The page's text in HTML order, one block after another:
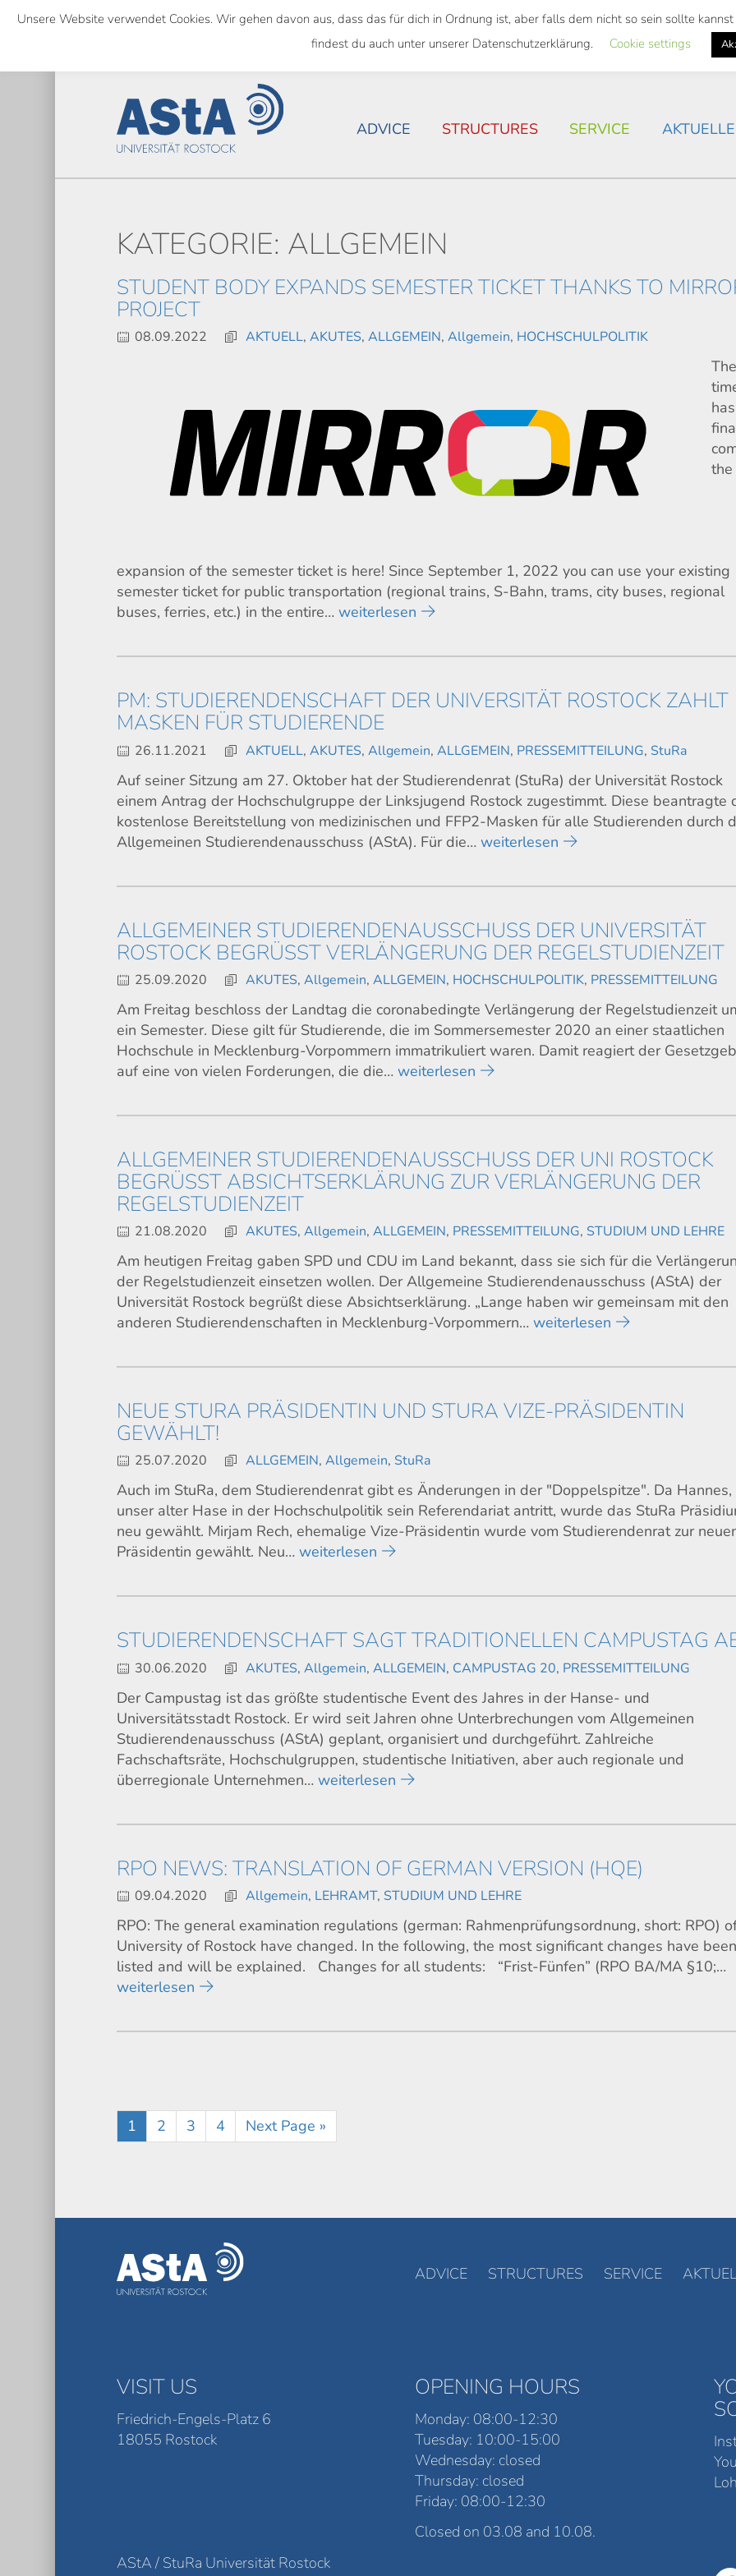
Skip
content
NATIONWIDE SEMESTER TICKET HOUSING SITUATION IN
ADVICE STRUCTURES SERVICE
KATEGORIE: ALLGEMEIN
STUDENT BODY EXPANDS SEMESTER TICKET THANKS TO
PROJECT
08.09.2022 AKTUELL,AKUTES,ALLGEMEIN,Allgemein, HOCHSCHULPOLITIK
The
has
the
expansion of the semester ticket is here! Since September 1, 2022 you can use your existing
semester ticket for public transportation (regional trains, S-Bahn, trams, city buses, regional
buses, ferries, etc.) in the entire…weiterlesen
PM: STUDIERENDENSCHAFT DER UNIVERSITÄT ROSTOCK ZAHLT
MASKEN FÜR STUDIERENDE
26.11.2021 AKTUELL,AKUTES,Allgemein,ALLGEMEIN, PRESSEMITTEILUNG, StuRa
Auf seiner Sitzung am 27. Oktober hat der Studierendenrat (StuRa) der Universität Rostock
einem Antrag der Hochschulgruppe der Linksjugend Rostock zugestimmt. Diese beantragte
kostenlose Bereitstellung von medizinischen und FFP2-Masken für alle Studierenden durch
Allgemeinen Studierendenausschuss (AStA). Für die…weiterlesen
ALLGEMEINER STUDIERENDENAUSSCHUSS DER UNIVERSITÄT
ROSTOCK BEGRÜSST VERLÄNGERUNG DER REGELSTUDIENZEIT
25.09.2020 AKUTES,Allgemein,ALLGEMEIN, HOCHSCHULPOLITIK, PRESSEMITTEILUNG
Am Freitag beschloss der Landtag die coronabedingte Verlängerung der Regelstudienzeit
ein Semester. Diese gilt für Studierende, die im Sommersemester 2020 an einer staatlichen
Hochschule in Mecklenburg-Vorpommern immatrikuliert waren. Damit reagiert der
auf eine von vielen Forderungen, die die…weiterlesen
ALLGEMEINER STUDIERENDENAUSSCHUSS DER UNI ROSTOCK
BEGRÜSST ABSICHTSERKLÄRUNG ZUR VERLÄNGERUNG DER R
EGELSTUDIENZEIT
21.08.2020 AKUTES,Allgemein,ALLGEMEIN, PRESSEMITTEILUNG, STUDIUM UND LEHRE
Am heutigen Freitag gaben SPD und CDU im Land bekannt, dass sie sich für die
der Regelstudienzeit einsetzen wollen. Der Allgemeine Studierendenausschuss (AStA) der
Universität Rostock begrüßt diese Absichtserklärung. „Lange haben wir gemeinsam mit den
anderen Studierendenschaften in Mecklenburg-Vorpommern…weiterlesen
NEUE STURA PRÄSIDENTIN UND STURA VIZE-PRÄSIDENTIN
GEWÄHLT!
25.07.2020 ALLGEMEIN,Allgemein, StuRa
Auch im StuRa, dem Studierendenrat gibt es Änderungen in der "Doppelspitze". Da Hannes,
unser alter Hase in der Hochschulpolitik sein Referendariat antritt, wurde das StuRa
neu gewählt. Mirjam Rech, ehemalige Vize-Präsidentin wurde vom Studierendenrat zur
Präsidentin gewählt. Neu…weiterlesen
STUDIERENDENSCHAFT SAGT TRADITIONELLEN CAMPUSTAG
30.06.2020 AKUTES,Allgemein,ALLGEMEIN, CAMPUSTAG 20, PRESSEMITTEILUNG
Der Campustag ist das größte studentische Event des Jahres in der Hanse- und
Universitätsstadt Rostock. Er wird seit Jahren ohne Unterbrechungen vom Allgemeinen
Studierendenausschuss (AStA) geplant, organisiert und durchgeführt. Zahlreiche
Fachschaftsräte, Hochschulgruppen, studentische Initiativen, aber auch regionale und
überregionale Unternehmen…weiterlesen
RPO NEWS: TRANSLATION OF GERMAN VERSION (HQE)
09.04.2020 Allgemein, LEHRAMT, STUDIUM UND LEHRE
RPO: The general examination regulations (german: Rahmenprüfungsordnung, short: RPO)
University of Rostock have changed. In the following, the most significant changes have been
listed and will be explained. Changes for all students: “Frist-Fünfen” (RPO BA/MA §10;…
weiterlesen
1 2 3 4 Next Page »
ADVICE STRUCTURES SERVICE
VISIT US
Friedrich-Engels-Platz 6
18055 Rostock
OPENING HOURS
Monday: 08:00-12:30
Tuesday: 10:00-15:00
Wednesday: closed
Thursday: closed
Friday: 08:00-12:30
Closed on 03.08 and 10.08.
AStA / StuRa Universität Rostock
Unsere Website verwendet Cookies. Wir gehen davon aus, dass das für dich in Ordnung ist, aber falls dem nicht so sein sollte
findest du auch unter unserer Datenschutzerklärung.
Cookie settings